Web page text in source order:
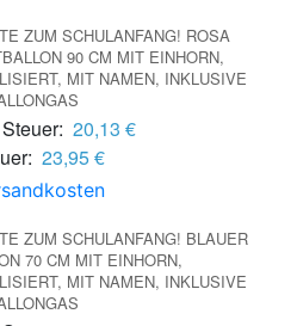
ZUM SCHULANFANG! ROSA
90 CM MIT EINHORN,
MIT NAMEN, INKLUSIVE
20,13 €
23,95 €
ZUM SCHULANFANG! BLAUER
70 CM MIT EINHORN,
MIT NAMEN, INKLUSIVE